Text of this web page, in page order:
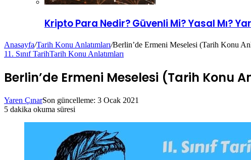
Kripto Para Nedir? Güvenli Mi? Yasal Mı?
Anasayfa/Tarih Konu Anlatımları/Berlin’de Ermeni Meselesi (Tarih Konu
11. Sınıf TarihTarih Konu Anlatımları
Berlin’de Ermeni Meselesi (Tarih Konu
Yaren ÇınarSon güncelleme: 3 Ocak 2021
5 dakika okuma süresi